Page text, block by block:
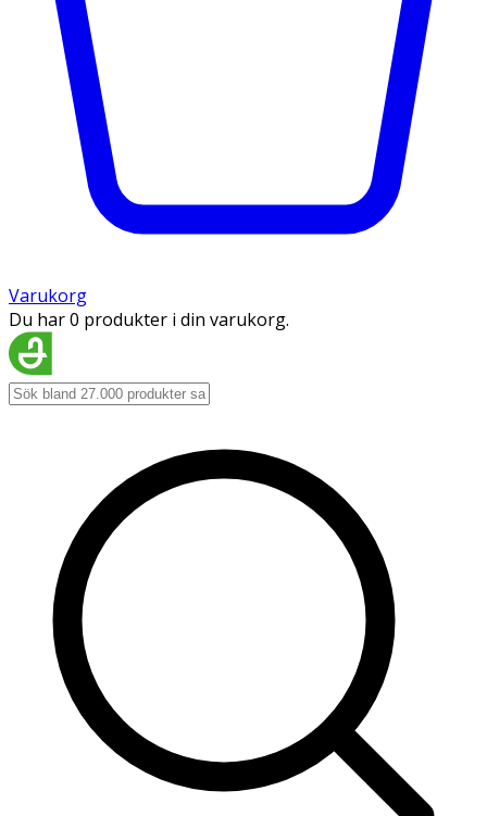
Varukorg
Du har 0 produkter i din varukorg.